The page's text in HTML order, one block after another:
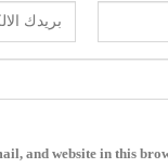
and website in this